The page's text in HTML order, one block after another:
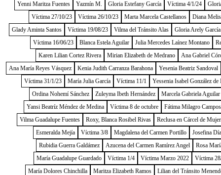
Yenni Maritza Fuentes
Yazmín M. Gloria Estefany García Víctima 4/1/24
Víctima 27/10/23
Víctima 26/10/23 Marta Marcela Castellanos
Diana
Glady Aminta Santos
Víctima 19/08/23 Vilma del Tránsito Alas
Gloria Arely García
Víctima 16/06/23
Blanca Estela Aguilar Julia Mercedes Laínez Montano
Karen Lilian Cortez Rivera
Mirian Elizabeth de Medrano
Ana Gabriel
Ana María Reyes Vásquez
Kenia Judith Carranza Barahona
Yesenia Beatriz Sandoval
Víctima 31/1/23
María Julia García Víctima 11/1
Yessenia Isabel González
Ordina Nohemí Sánchez
Zuleyma Ibeth Hernández
Marcela Gabriela Aguilar
Yansi Beatríz Méndez de Medina
Víctima 8 de octubre
Fátima Milagro Campos
Vilma Guadalupe Fuentes
Roxy, Blanca Rosibel Rivas
Reclusa en Cárcel de
Esmeralda Mejía
Víctima 3/8 Magdalena del Carmen Portillo
Josefina
Rubidia Guerra Galdámez
Azucena del Carmen Ramírez Angel
Rosa
María Guadalupe Guardado
Víctima 1/4 Víctima Marzo 2022
Víctima
María Dolores Chinchilla
Maritza Elizabeth Ramos
Lilian del Tránsito